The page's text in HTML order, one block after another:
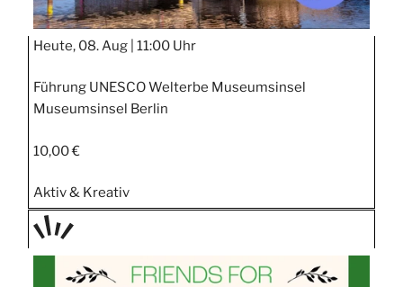
Heute, 08. Aug | 11:00 Uhr
Führung UNESCO Welterbe Museumsinsel
Museumsinsel Berlin
10,00 €
Aktiv & Kreativ
TAGE
STIPP